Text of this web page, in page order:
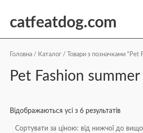
catfeatdog.com
Головна / Каталог / Товари з позначками “Pet
Pet Fashion
Відображаються усі з 6 результатів
ціною:
до